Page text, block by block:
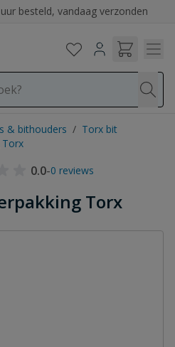
besteld, vandaag verzonden
& bithouders / Torx bit
Torx
0.0-0 reviews
Torx